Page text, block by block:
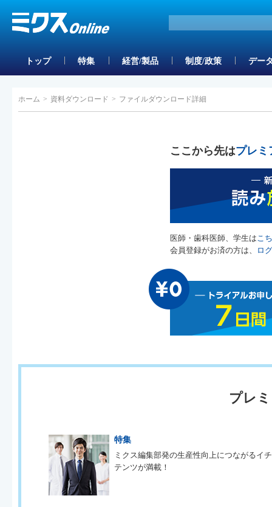
トップ 特集 経営/製品 制度/政策 デー
ホーム > 資料ダウンロード > ファイルダウンロード詳細
ここから先はプレミ
医師・歯科医師、学生はこ
会員登録がお済の方は、
ロ
プレ
特集
ミクス編集部発の生産性向上につながるイ
テンツが満載！